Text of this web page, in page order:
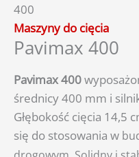
400
Maszyny do cięcia
Pavimax 400
Pavimax400
średnicy400 mm i
Głębokość cięcia 14,5
się do stosowania w